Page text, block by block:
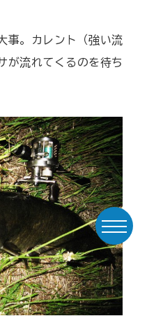
事。カレント（強い流
が流れてくるのを待ち